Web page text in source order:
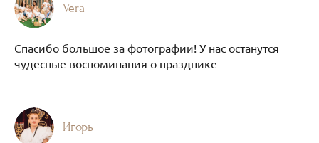
Vera
Спасибо большое за фотографии! У нас останутся
чудесные воспоминания о празднике
Игорь